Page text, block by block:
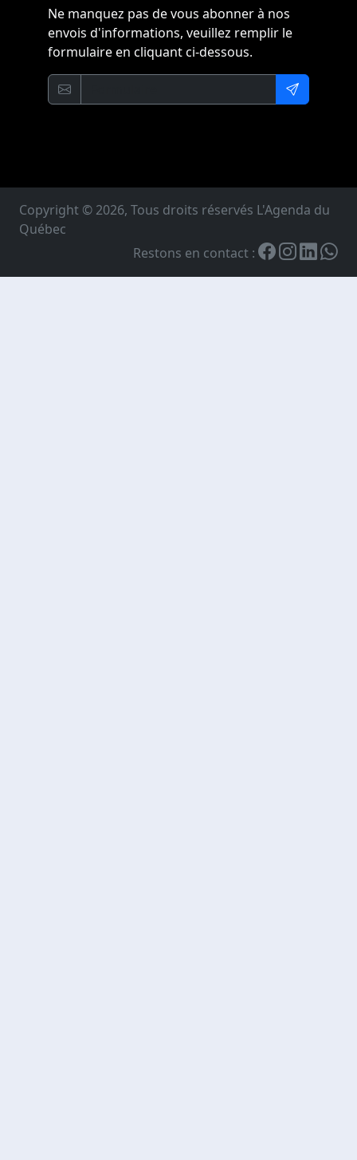
Ne manquez pas de vous abonner à nos
envois d'informations, veuillez remplir le
formulaire en cliquant ci-dessous.
Copyright © 2026, Tous droits réservés L'Agenda du
Québec
Restons en contact :